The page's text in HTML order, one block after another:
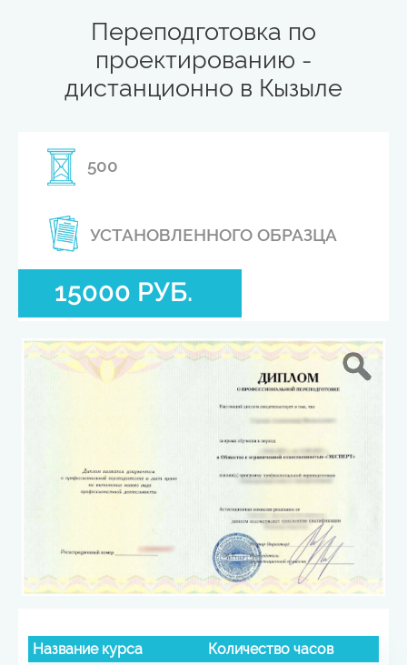
Переподготовка по
проектированию -
дистанционно в Кызыле
500
УСТАНОВЛЕННОГО ОБРАЗЦА
15000 РУБ.
Название курса Количество часов